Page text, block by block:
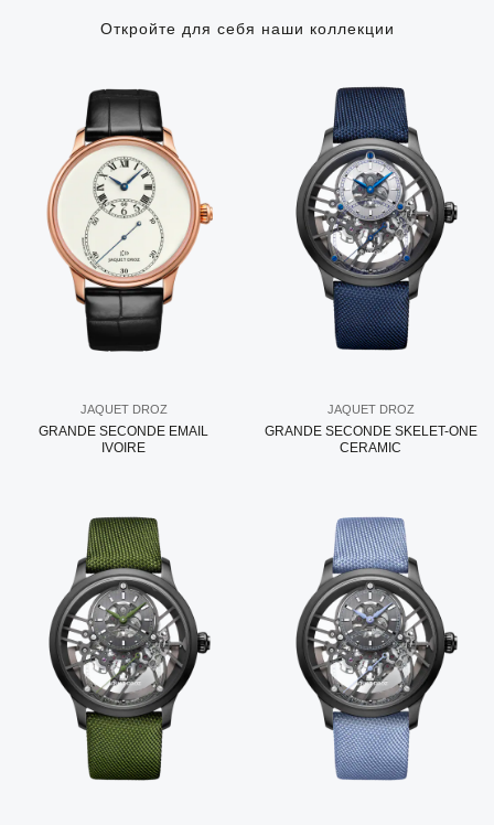
Откройте для себя наши коллекции
JAQUET DROZ
GRANDE SECONDE EMAIL
IVOIRE
JAQUET DROZ
GRANDE SECONDE SKELET-ONE
CERAMIC